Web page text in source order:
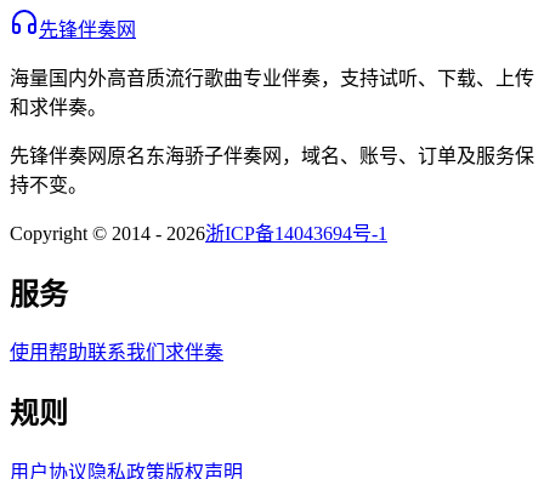
先锋伴奏网
海量国内外高音质流行歌曲专业伴奏，支持试听、下载、上传
和求伴奏。
先锋伴奏网 原名东海骄子伴奏网 ，域名、账号、订单及服务保
持不变。
Copyright © 2014 - 2026浙ICP备14043694号-1
服务
使用帮助联系我们 求伴奏
规则
用户协议 隐私政策版权声明